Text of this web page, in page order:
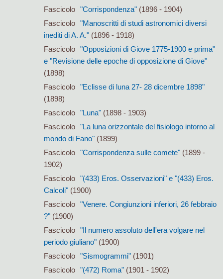
Fascicolo
"Corrispondenza"(1896 - 1904)
Fascicolo
"Manoscritti di studi astronomici diversi
inediti di A. A."(1896 - 1918)
Fascicolo
"Opposizioni di Giove 1775-1900 e prima"
e "Revisione delle epoche di opposizione di Giove"
(1898)
Fascicolo
"Eclisse di luna 27- 28 dicembre 1898"
(1898)
Fascicolo
"Luna"(1898 - 1903)
Fascicolo
"La luna orizzontale del fisiologo intorno al
mondo di Fano"(1899)
Fascicolo
"Corrispondenza sulle comete"(1899 -
1902)
Fascicolo
"(433) Eros. Osservazioni" e "(433) Eros.
Calcoli"(1900)
Fascicolo
"Venere. Congiunzioni inferiori, 26 febbraio
?"(1900)
Fascicolo
"Il numero assoluto dell'era volgare nel
periodo giuliano"(1900)
Fascicolo
"Sismogrammi"(1901)
Fascicolo
"(472) Roma"(1901 - 1902)